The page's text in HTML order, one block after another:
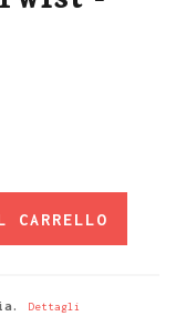
CARRELLO
Dettagli